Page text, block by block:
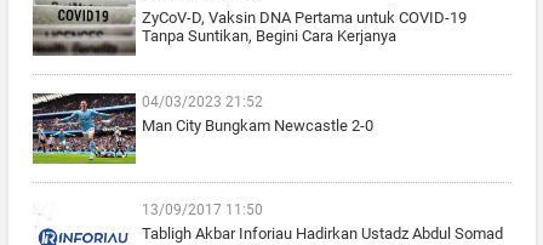
ZyCoV-D, Vaksin DNA Pertama untuk COVID-19
Tanpa Suntikan, Begini Cara Kerjanya
04/03/2023 21:52
Man City Bungkam Newcastle 2-0
13/09/2017 11:50
Tabligh Akbar Inforiau Hadirkan Ustadz Abdul Somad